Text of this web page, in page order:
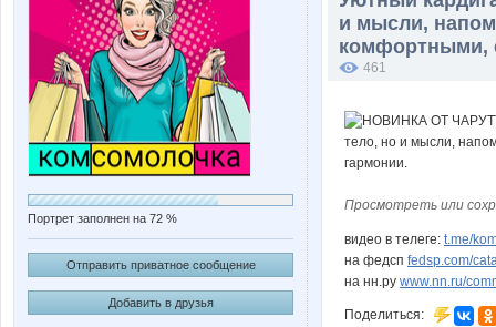
Портрет заполнен на 72 %
Отправить приватное сообщение
Добавить в друзья
и мысли,
комфортными,
461
Просмотреть или
видео в телеге: t.me/
на федсп fedsp.com/
на нн.ру www.nn.ru/
Поделиться: